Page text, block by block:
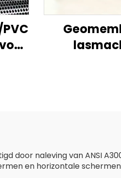
door naleving van ANSI
en horizontale